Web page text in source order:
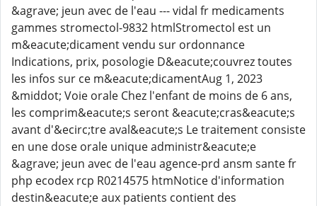
&agrave; jeun avec de l'eau --- vidal fr medicaments
gammes stromectol-9832 htmlStromectol est un
m&eacute;dicament vendu sur ordonnance
Indications, prix, posologie D&eacute;couvrez toutes
les infos sur ce m&eacute;dicamentAug 1, 2023
&middot; Voie orale Chez l'enfant de moins de 6 ans,
les comprim&eacute;s seront &eacute;cras&eacute;s
avant d'&ecirc;tre aval&eacute;s Le traitement consiste
en une dose orale unique administr&eacute;e
&agrave; jeun avec de l'eau agence-prd ansm sante fr
php ecodex rcp R0214575 htmNotice d'information
destin&eacute;e aux patients contient des